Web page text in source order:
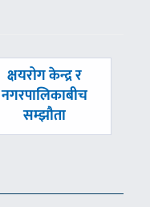
अघिल्लाे
-
क्षयरोग केन्द्र र
नगरपालिकाबीच
सम्झौता